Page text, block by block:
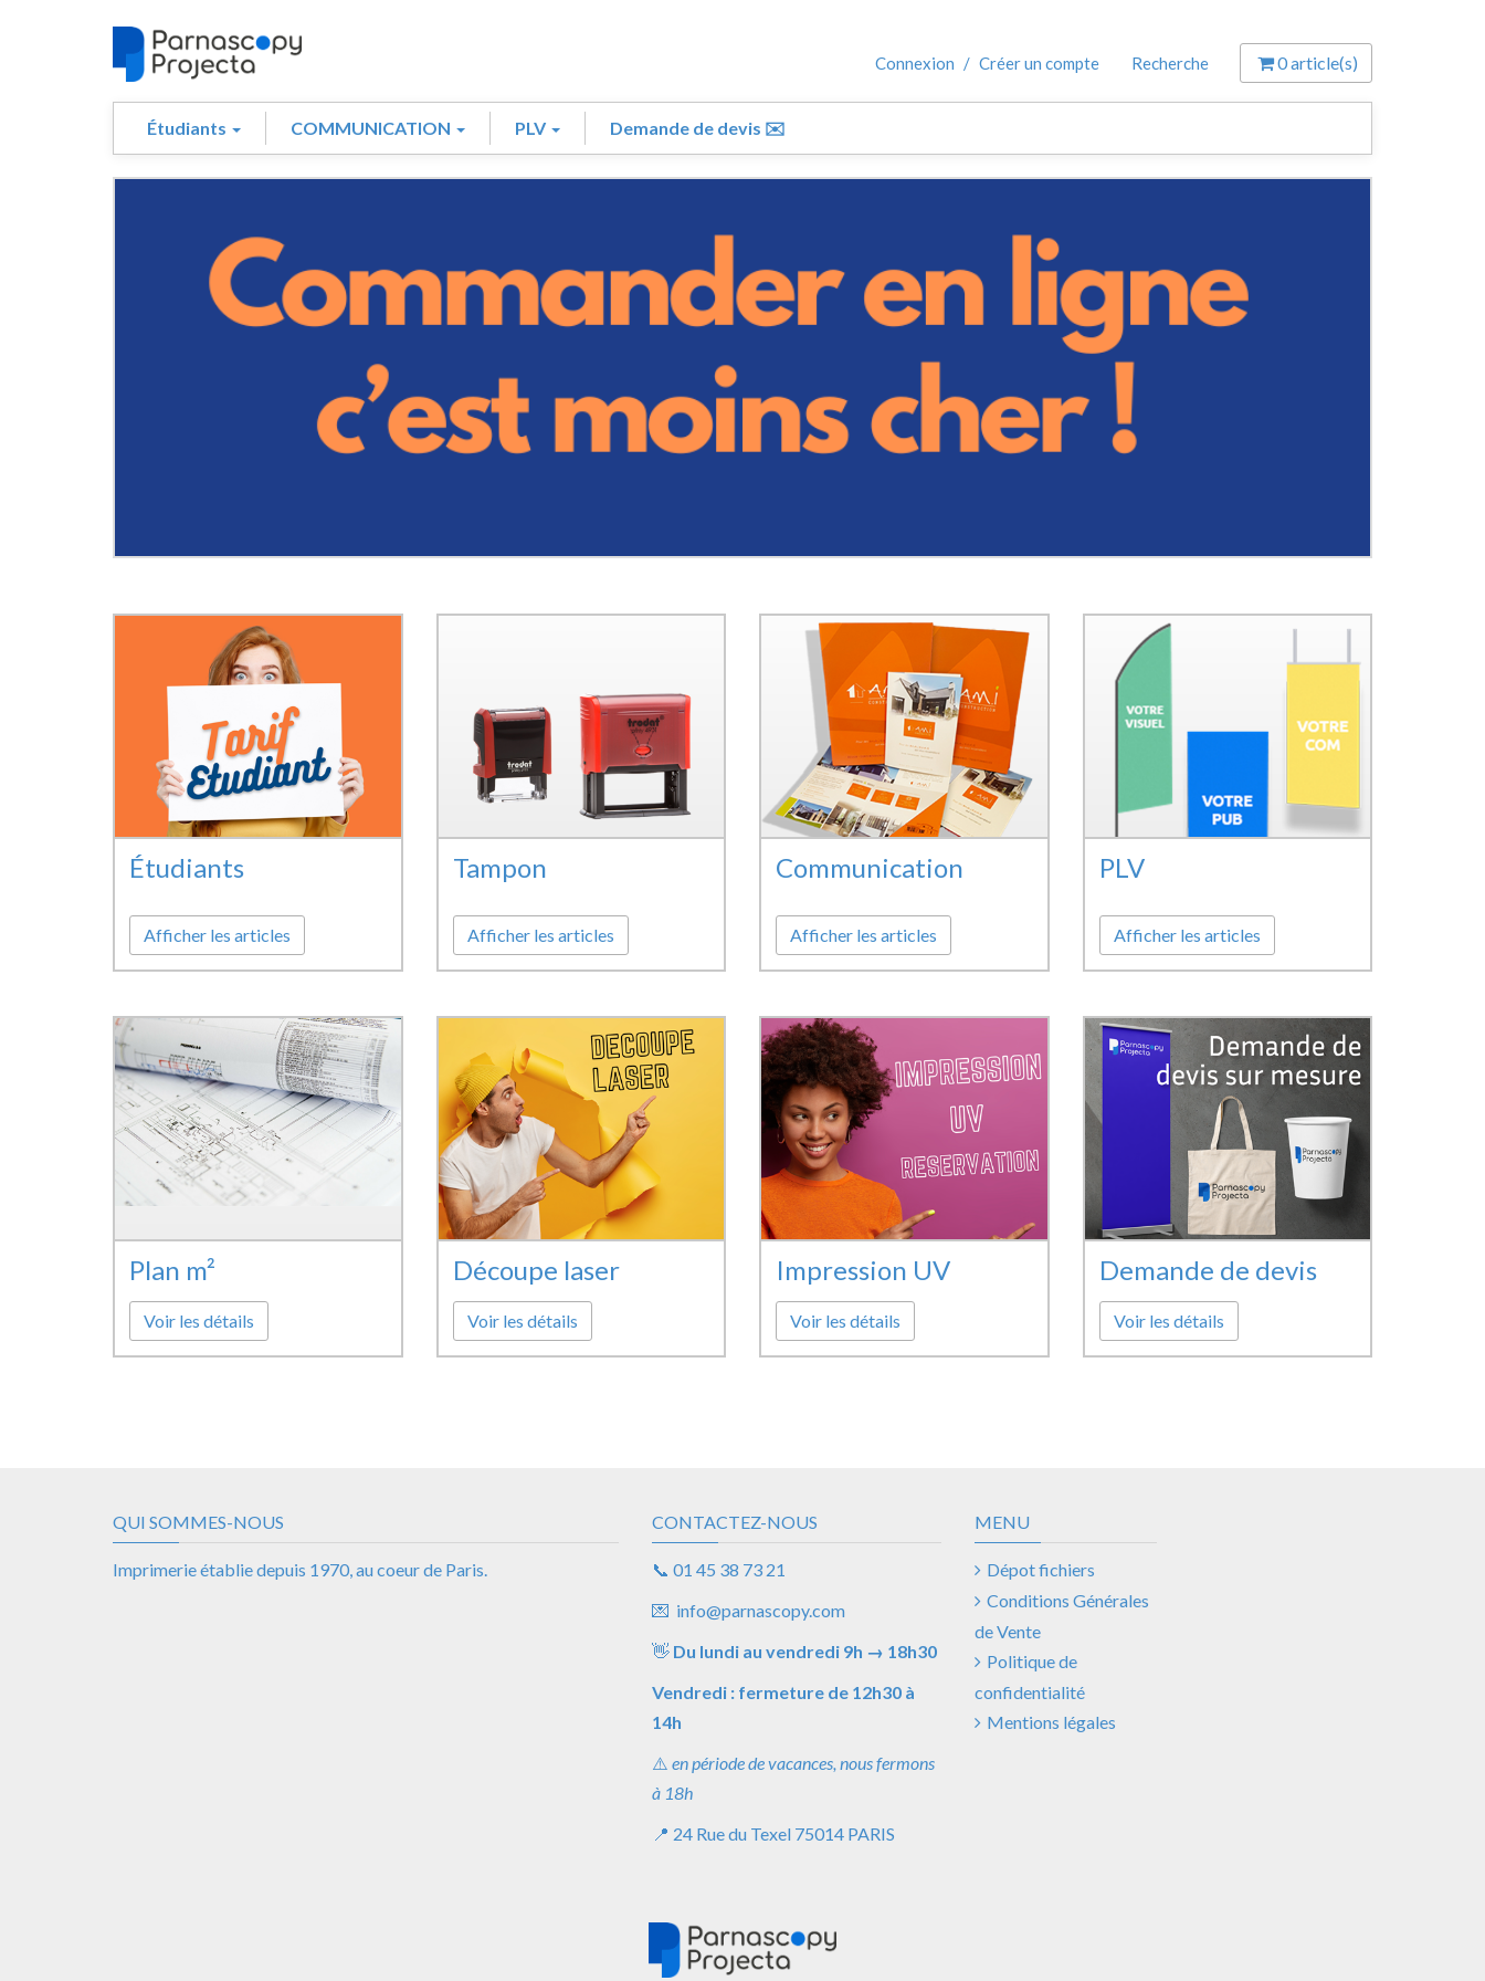
Connexion / Créer un compte Recherche 0article(s)
Étudiants COMMUNICATION PLV Demande de devis ✉️
Étudiants
Afficher les articles
Tampon
Afficher les articles
Communication
Afficher les articles
PLV
Afficher les articles
Plan m²
Voir les détails
Découpe laser
Voir les détails
Impression UV
Voir les détails
Demande de devis
Voir les détails
QUI SOMMES-NOUS
Imprimerie établie depuis 1970, au coeur de Paris.
CONTACTEZ-NOUS
📞 01 45 38 73 21
💌 info@parnascopy.com
👋 Du lundi au vendredi 9h → 18h30
Vendredi : fermeture de 12h30 à
14h
⚠️ en période de vacances, nous fermons
à 18h
📍 24 Rue du Texel 75014 PARIS
MENU
Dépot fichiers
Conditions Générales
de Vente
Politique de
confidentialité
Mentions légales